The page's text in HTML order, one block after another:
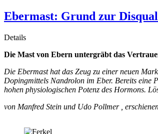
Ebermast: Grund zur
Details
Die Mast von Ebern untergräbt das
Die Ebermast hat das Zeug zu einer neuen
Dopingmittels Nandrolon im Eber. Bereits eine
hohen physiologischen Potenz des Hormons.
von Manfred Stein und Udo Pollmer ,